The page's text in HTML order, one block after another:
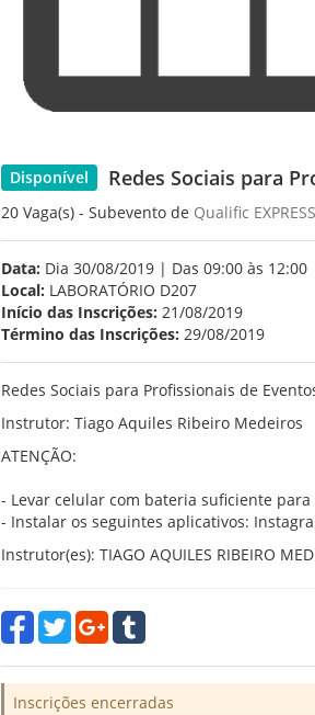
Disponível Redes Sociais para
20 Vaga(s) - Subevento de Qualific EXPRESS
Data: Dia 30/08/2019 | Das 09:00 às 12:00
Local: LABORATÓRIO D207
Início das Inscrições: 21/08/2019
Término das Inscrições: 29/08/2019
Redes Sociais para Profissionais de
Instrutor: Tiago Aquiles Ribeiro Medeiros
ATENÇÃO:
- Levar celular com bateria suficiente
- Instalar os seguintes aplicativos:
Instrutor(es): TIAGO AQUILES RIBEIRO
Inscrições encerradas